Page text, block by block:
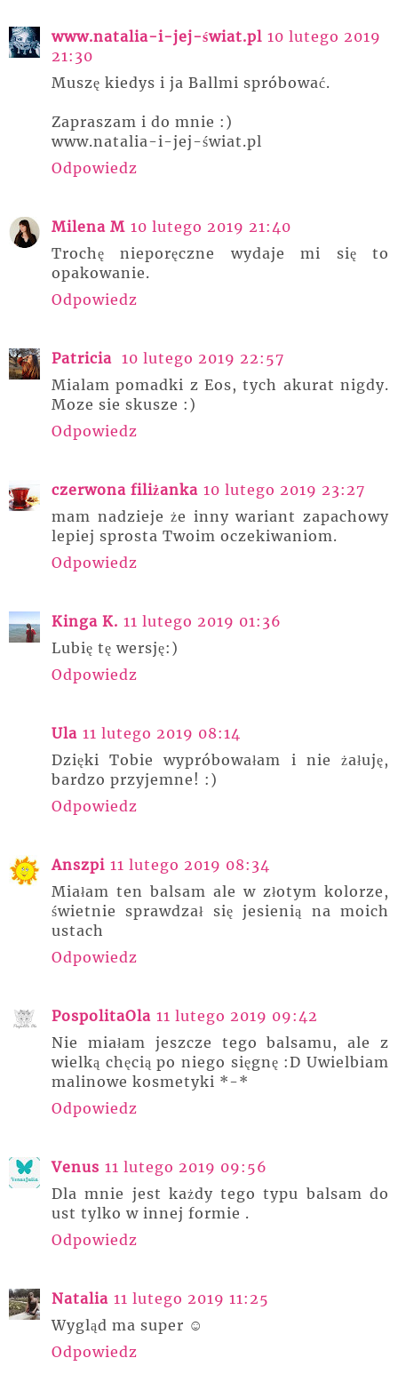
www.natalia-i-jej-świat.pl 10 lutego 2019
21:30
Muszę kiedys i ja Ballmi spróbować.
Zapraszam i do mnie :)
www.natalia-i-jej-świat.pl
Odpowiedz
Milena M 10 lutego 2019 21:40
Trochę nieporęczne wydaje mi się to
opakowanie.
Odpowiedz
Patricia 10 lutego 2019 22:57
Mialam pomadki z Eos, tych akurat nigdy.
Moze sie skusze :)
Odpowiedz
czerwona filiżanka 10 lutego 2019 23:27
mam nadzieje że inny wariant zapachowy
lepiej sprosta Twoim oczekiwaniom.
Odpowiedz
Kinga K. 11 lutego 2019 01:36
Lubię tę wersję:)
Odpowiedz
Ula 11 lutego 2019 08:14
Dzięki Tobie wypróbowałam i nie żałuję,
bardzo przyjemne! :)
Odpowiedz
Anszpi 11 lutego 2019 08:34
Miałam ten balsam ale w złotym kolorze,
świetnie sprawdzał się jesienią na moich
ustach
Odpowiedz
PospolitaOla 11 lutego 2019 09:42
Nie miałam jeszcze tego balsamu, ale z
wielką chęcią po niego sięgnę :D Uwielbiam
malinowe kosmetyki *-*
Odpowiedz
Venus 11 lutego 2019 09:56
Dla mnie jest każdy tego typu balsam do
ust tylko w innej formie .
Odpowiedz
Natalia 11 lutego 2019 11:25
Wygląd ma super ☺
Odpowiedz